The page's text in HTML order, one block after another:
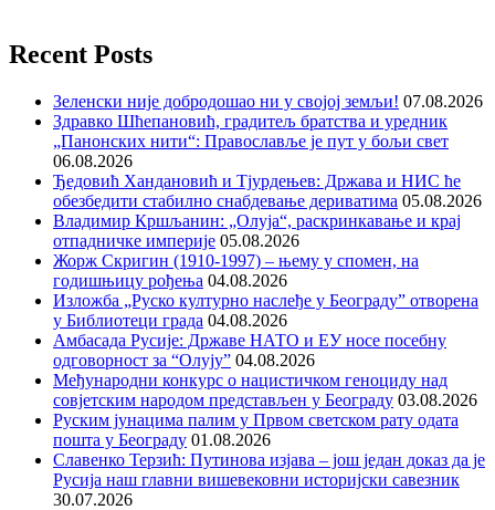
Recent Posts
Зеленски није добродошао ни у својој земљи! 07.08.2026
Здравко Шћепановић, градитељ братства и уредник
„Панонских нити“: Православље је пут у бољи свет
06.08.2026
Ђедовић Хандановић и Тјурдењев: Држава и НИС ће
обезбедити стабилно снабдевање дериватима 05.08.2026
Владимир Кршљанин: „Олуја“, раскринкавање и крај
отпадничке империје 05.08.2026
Жорж Скригин (1910-1997) – њему у спомен, на
годишњицу рођења 04.08.2026
Изложба „Руско културно наслеђе у Београду” отворена
у Библиотеци града 04.08.2026
Амбасада Русије: Државе НАТО и ЕУ носе посебну
одговорност за “Олују” 04.08.2026
Међународни конкурс о нацистичком геноциду над
совјетским народом представљен у Београду 03.08.2026
Руским јунацима палим у Првом светском рату одата
пошта у Београду 01.08.2026
Славенко Терзић: Путинова изјава – још један доказ да је
Русија наш главни вишевековни историјски савезник
30.07.2026